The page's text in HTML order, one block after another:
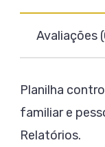
Avaliações
Planilha
familiar e
Relatórios.